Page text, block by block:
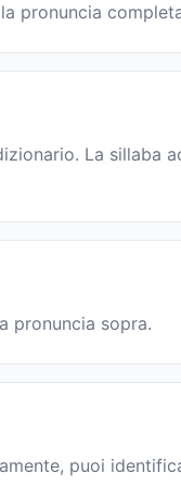
pronuncia
La sillaba
pronuncia sopra.
puoi